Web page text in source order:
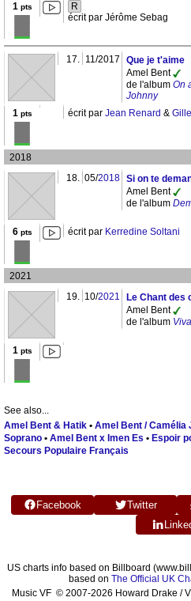
1pts
R
écrit par Jérôme Sebag
17. 11/2017
Que je t'aime
Amel Bent
de l'album On
Johnny
1pts écrit par Jean Renard &
2018
18. 05/2018 Si on te
Amel Bent
de l'album
6pts écrit par Kerredine Soltani
2021
19. 10/2021
Le Chant des
Amel Bent
de l'album
1pts
See also...
Amel Bent & Hatik • Amel Bent / Camélia
Soprano • Amel Bent x Imen Es • Espoir
Secours Populaire Français
Facebook Twitter
US charts info based on Billboard
based on The Official UK
Music VF © 2007-2026 Howard Drake /